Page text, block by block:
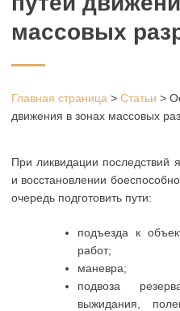
массовых
Главная страница > Статьи >
движения в зонах массовых
При ликвидации последствий
и восстановлении
очередь подготовить пути:
подъезда к
работ;
маневра;
подвоза
выжидания,